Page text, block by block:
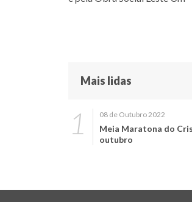
Mais lidas
08 de Outubro 2022
Meia Maratona do
outubro